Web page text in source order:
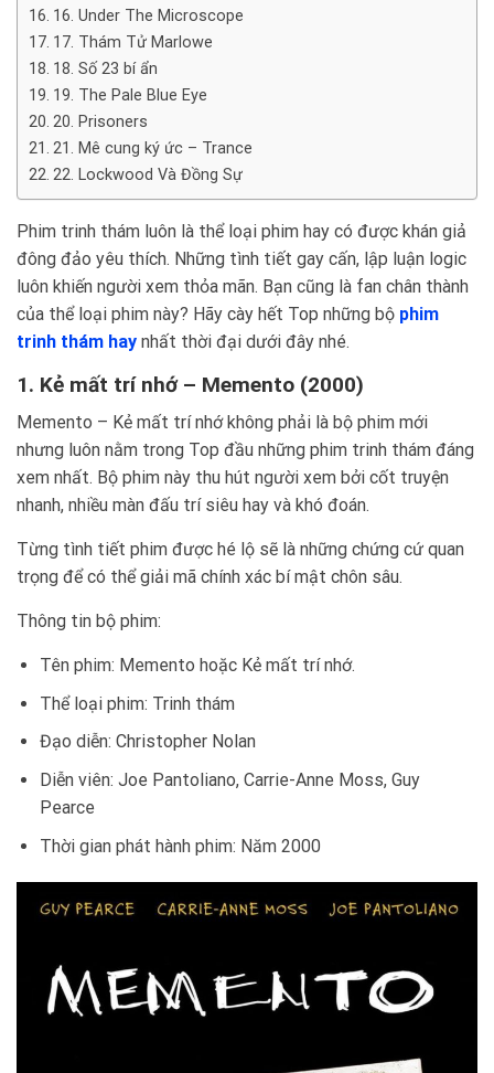
16. Under The Microscope
17. Thám Tử Marlowe
18. Số 23 bí ẩn
19. The Pale Blue Eye
20. Prisoners
21. Mê cung ký ức – Trance
22. Lockwood Và Đồng Sự
Phim trinh thám luôn là thể loại phim hay có được khán giả
đông đảo yêu thích. Những tình tiết gay cấn, lập luận logic
luôn khiến người xem thỏa mãn. Bạn cũng là fan chân thành
của thể loại phim này? Hãy cày hết Top những bộ phim
trinh thám hay nhất thời đại dưới đây nhé.
1. Kẻ mất trí nhớ – Memento (2000)
Memento – Kẻ mất trí nhớ không phải là bộ phim mới
nhưng luôn nằm trong Top đầu những phim trinh thám đáng
xem nhất. Bộ phim này thu hút người xem bởi cốt truyện
nhanh, nhiều màn đấu trí siêu hay và khó đoán.
Từng tình tiết phim được hé lộ sẽ là những chứng cứ quan
trọng để có thể giải mã chính xác bí mật chôn sâu.
Thông tin bộ phim:
Tên phim: Memento hoặc Kẻ mất trí nhớ.
Thể loại phim: Trinh thám
Đạo diễn: Christopher Nolan
Diễn viên: Joe Pantoliano, Carrie-Anne Moss, Guy
Pearce
Thời gian phát hành phim: Năm 2000